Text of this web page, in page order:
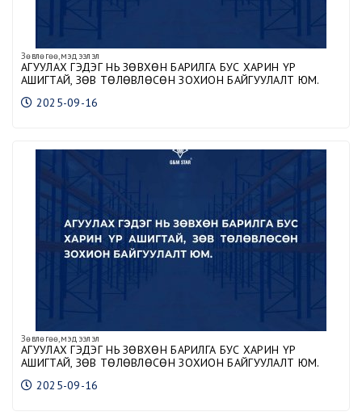
Зөвлөгөө,мэдээлэл
АГУУЛАХ ГЭДЭГ НЬ ЗӨВХӨН БАРИЛГА БУС ХАРИН ҮР
АШИГТАЙ, ЗӨВ ТӨЛӨВЛӨСӨН ЗОХИОН БАЙГУУЛАЛТ ЮМ.
2025-09-16
Зөвлөгөө,мэдээлэл
АГУУЛАХ ГЭДЭГ НЬ ЗӨВХӨН БАРИЛГА БУС ХАРИН ҮР
АШИГТАЙ, ЗӨВ ТӨЛӨВЛӨСӨН ЗОХИОН БАЙГУУЛАЛТ ЮМ.
2025-09-16